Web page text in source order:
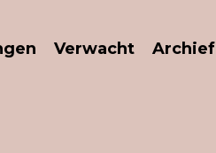
Verwacht Archief